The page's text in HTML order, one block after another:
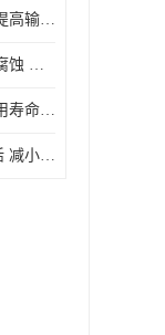
乙烯鹤管 密封性能好 提高输送效率
下卸鹤管 维修方便 耐腐蚀 耐高温
槽车鹤管 维修方便 使用寿命较长
液下装车鹤管 旋转灵活 减小压力损失